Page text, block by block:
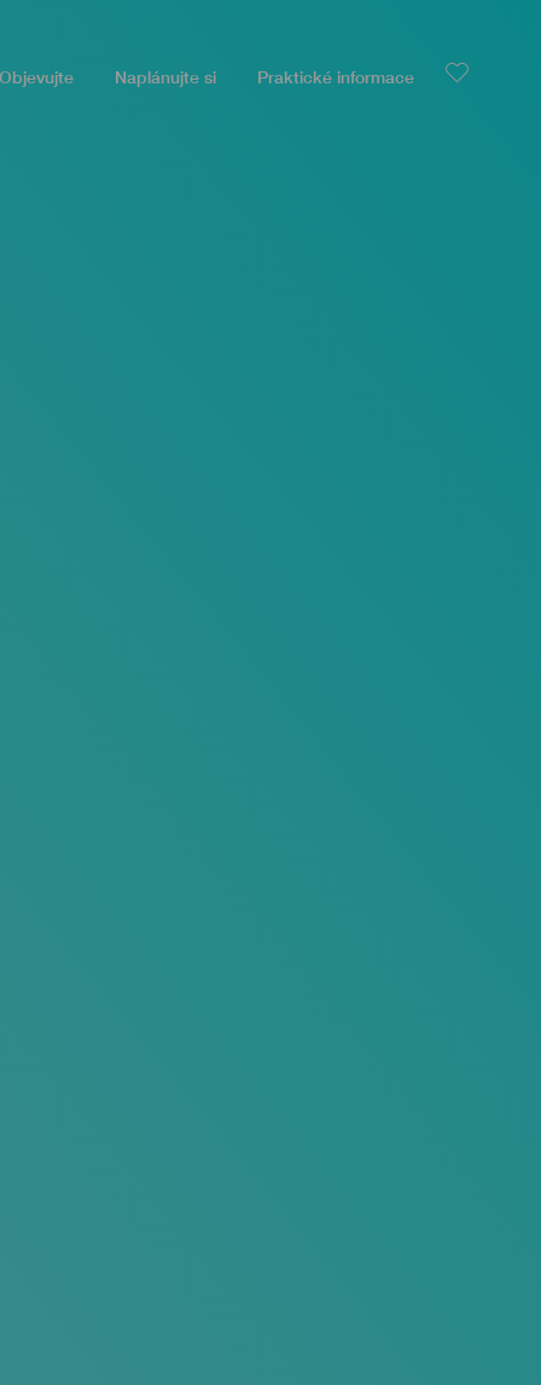
Naplánujte si Praktické informace